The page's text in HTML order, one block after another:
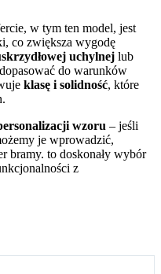
w tym ten model, jest
co zwiększa wygodę
uchylnej lub
do warunków
klasę i solidność, które
wzoru – jeśli
je wprowadzić,
bramy. to doskonały wybór
z